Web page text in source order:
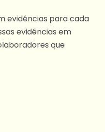
evidências para cada
evidências em
que